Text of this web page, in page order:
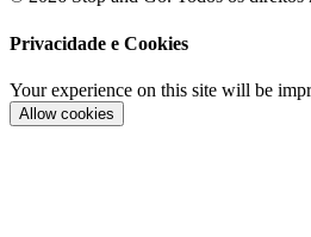
Privacidade e Cookies
Your experience on this site will be
Allow cookies